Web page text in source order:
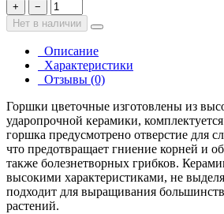
+
−
Нет в наличии
Описание
Характеристики
Отзывы (0)
Горшки цветочные изготовлены из
ударопрочной керамики,
горшка предусмотрено отверстие для
что предотвращает гниение корней и
также болезнетворных грибков.
высокими характеристиками, не
подходит для выращивания
растений.